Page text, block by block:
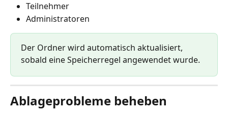
Teilnehmer
Administratoren
Der Ordner wird automatisch aktualisiert,
sobald eine Speicherregel angewendet wurde.
Ablageprobleme beheben